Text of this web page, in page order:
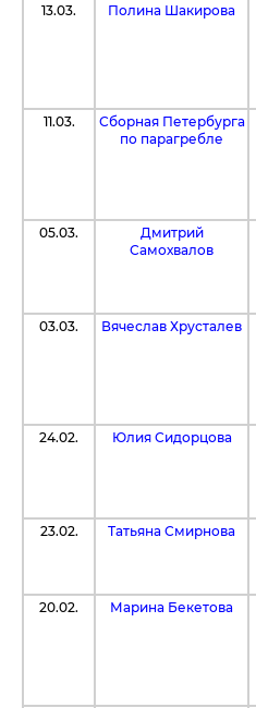
13.03.
Полина Шакирова
11.03.
Сборная Петербурга
по парагребле
05.03.
Дмитрий
Самохвалов
03.03. Вячеслав Хрусталев
24.02.
Юлия Сидорцова
23.02.
Татьяна Смирнова
20.02.
Марина Бекетова